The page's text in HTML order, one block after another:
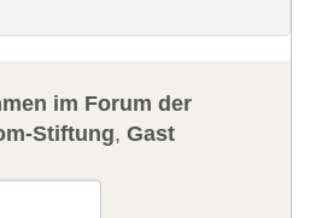
im Forum der
Stiftung,Gast